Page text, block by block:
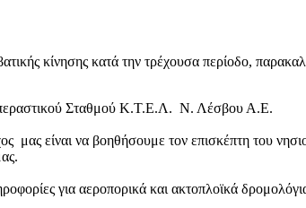
κίνησης κατά την τρέχουσα περίοδο,
Σταθμού Κ.Τ.Ε.Λ. Ν. Λέσβου Α.Ε.
μας είναι να βοηθήσουμε τον επισκέπτη του
για αεροπορικά και ακτοπλοϊκά